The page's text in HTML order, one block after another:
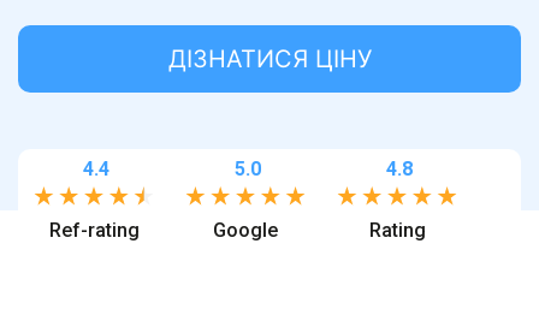
ДІЗНАТИСЯ ЦІНУ
Ref-rating
4.4
Google
5.0
Rating
4.8